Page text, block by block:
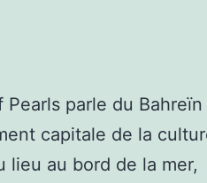
parle du Bahreïn
capitale de la
lieu au bord de la mer,